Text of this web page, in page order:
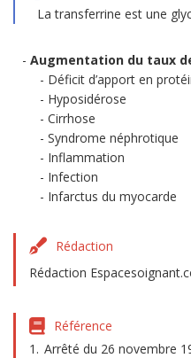
La transferrine est une
Augmentation du taux
Déficit d’apport en
Hyposidérose
Cirrhose
Syndrome néphrotique
Inflammation
Infection
Infarctus du myocarde
Rédaction
Rédaction
Référence
Arrêté du 26 novembre